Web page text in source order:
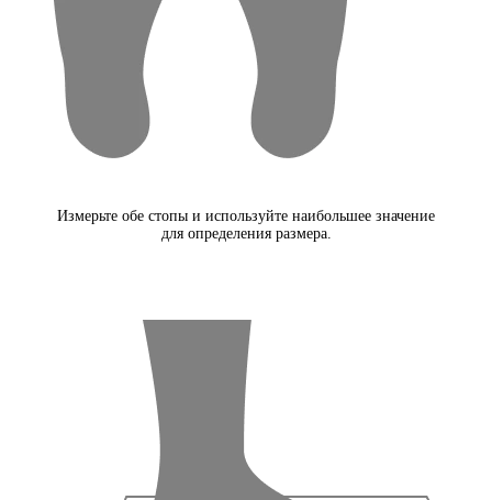
Измерьте обе стопы и используйте наибольшее значение
для определения размера.